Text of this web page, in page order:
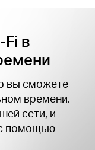
в
вы сможете
времени.
сети, и
помощью